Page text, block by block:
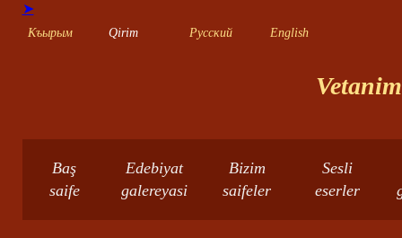
➤
Къырым Qirim Русский English
Baş
saife
Edebiyat
galereyasi
Bizim
saifeler
Sesli
eserler